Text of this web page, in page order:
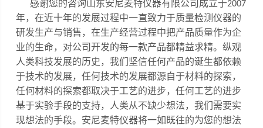
感谢您的咨询山东安尼麦特仪器有限公司成立于2007
年，在近十年的发展过程中一直致力于质量检测仪器的
研发生产与销售，在生产经营过程中把产品质量作为企
业的生命，对公司开发的每一款产品都精益求精。纵观
人类科技发展的历史，我们坚信任何产品的诞生都依赖
于技术的发展，任何技术的发展都源自于材料的探索，
任何材料的探索都取决于工艺的进步，任何工艺的进步
基于实验手段的支持，人类从不缺少想法，我们需要实
现想法的手段。安尼麦特仪器将一如既往的为您的想法